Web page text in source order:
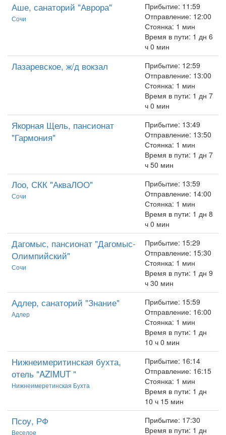
Аше, санаторий "Аврора"
Сочи
Прибытие: 11:59
Отправление: 12:00
Стоянка: 1 мин
Время в пути: 1 дн 6
ч 0 мин
Лазаревское, ж/д вокзал
Прибытие: 12:59
Отправление: 13:00
Стоянка: 1 мин
Время в пути: 1 дн 7
ч 0 мин
Якорная Щель, пансионат
"Гармония"
Прибытие: 13:49
Отправление: 13:50
Стоянка: 1 мин
Время в пути: 1 дн 7
ч 50 мин
Лоо, СКК "АкваЛОО"
Сочи
Прибытие: 13:59
Отправление: 14:00
Стоянка: 1 мин
Время в пути: 1 дн 8
ч 0 мин
Дагомыс, пансионат "Дагомыс-
Олимпийский"
Сочи
Прибытие: 15:29
Отправление: 15:30
Стоянка: 1 мин
Время в пути: 1 дн 9
ч 30 мин
Адлер, санаторий "Знание"
Адлер
Прибытие: 15:59
Отправление: 16:00
Стоянка: 1 мин
Время в пути: 1 дн
10 ч 0 мин
Нижнеимеритинская бухта,
отель "AZIMUT "
Нижнеимеретинская Бухта
Прибытие: 16:14
Отправление: 16:15
Стоянка: 1 мин
Время в пути: 1 дн
10 ч 15 мин
Псоу, РФ
Веселое
Прибытие: 17:30
Время в пути: 1 дн